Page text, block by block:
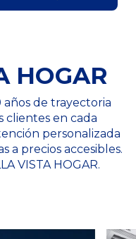
HOGAR
años de trayectoria
clientes en cada
personalizada
a precios accesibles.
VISTA HOGAR.